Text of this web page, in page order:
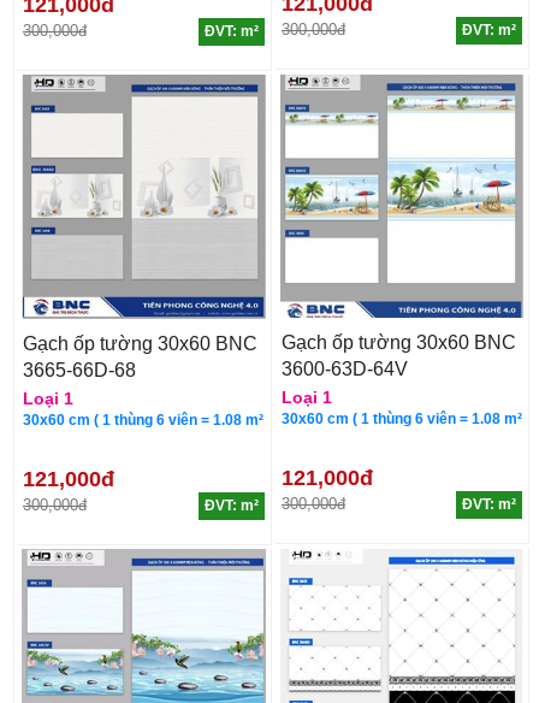
300,000đ ĐVT: m² 300,000đ ĐVT: m²
Gạch ốp tường 30x60 BNC
3665-66D-68
Loại 1
30x60 cm ( 1 thùng 6 viên = 1.08 m²
121,000đ
300,000đ ĐVT: m²
Gạch ốp tường 30x60 BNC
3600-63D-64V
Loại 1
30x60 cm ( 1 thùng 6 viên = 1.08 m²
121,000đ
300,000đ ĐVT: m²